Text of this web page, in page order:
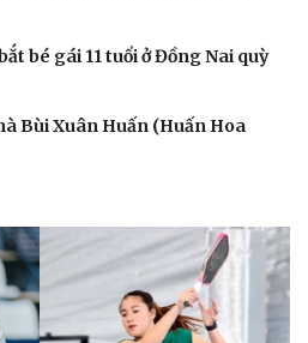
bé gái 11 tuổi ở Đồng Nai quỳ
Bùi Xuân Huấn (Huấn Hoa